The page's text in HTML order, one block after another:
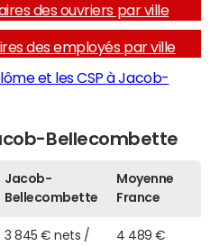
des ouvriers par ville
des employés par ville
et les CSP à Jacob-
Bellecombette
Jacob-
Bellecombette
Moyenne
France
3 845 € nets /
4 489 €